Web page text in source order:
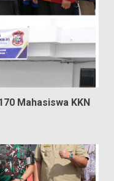
Mahasiswa KKN